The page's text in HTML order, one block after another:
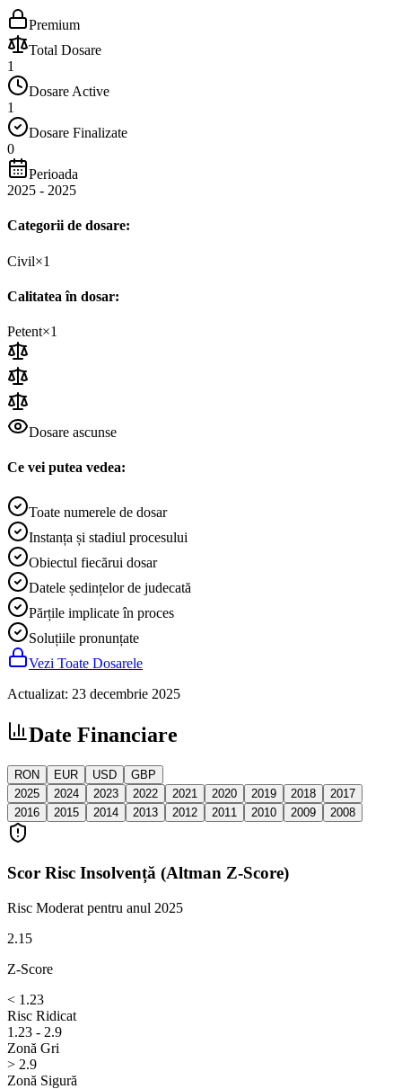
Premium
Total Dosare
1
Dosare Active
1
Dosare Finalizate
0
Perioada
2025 - 2025
Categorii de dosare:
Civil×1
Calitatea în dosar:
Petent×1
Dosare ascunse
Ce vei putea vedea:
Toate numerele de dosar
Instanța și stadiul procesului
Obiectul fiecărui dosar
Datele ședințelor de judecată
Părțile implicate în proces
Soluțiile pronunțate
Vezi Toate Dosarele
Actualizat: 23 decembrie 2025
Date Financiare
RON EUR USD
GBP
2025
2024 2023 2022 2021 2020 2019 2018
2017
2016
2015 2014 2013 2012 2011 2010 2009 2008
Scor Risc Insolvență (Altman Z-Score)
Risc Moderat pentru anul 2025
2.15
Z-Score
< 1.23
Risc Ridicat
1.23 - 2.9
Zonă Gri
> 2.9
Zonă Sigură